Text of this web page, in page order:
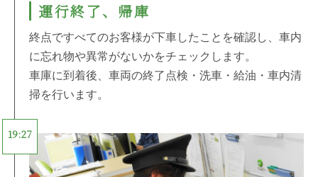
運行終了、帰庫
終点ですべてのお客様が下車したことを確認し、車内
に忘れ物や異常がないかをチェックします。
車庫に到着後、車両の終了点検・洗車・給油・車内清
掃を行います。
19:27